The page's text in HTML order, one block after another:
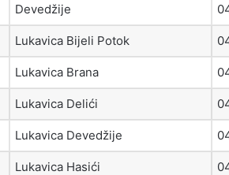
Devedžije
Lukavica Bijeli Potok
Lukavica Brana
Lukavica Delići
Lukavica Devedžije
Lukavica Hasići